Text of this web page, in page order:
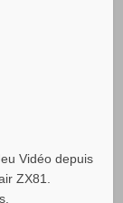
Vidéo depuis
ZX81.